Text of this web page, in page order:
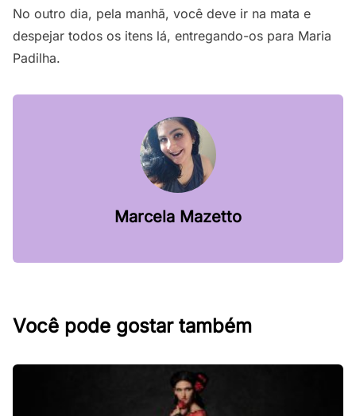
No outro dia, pela manhã, você deve ir na mata e
despejar todos os itens lá, entregando-os para Maria
Padilha.
Marcela Mazetto
Você pode gostar também